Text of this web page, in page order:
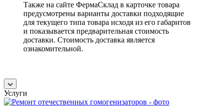
Также на сайте ФермаСклад в карточке товара
предусмотрены варианты доставки подходящие
для текущего типа товара исходя из его габаритов
и показывается предварительная стоимость
доставки. Стоимость доставка является
ознакомительной.
Услуги